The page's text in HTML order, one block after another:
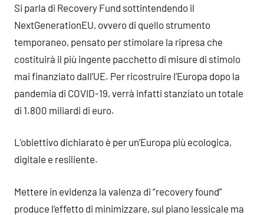
Si parla di Recovery Fund sottintendendo il
NextGenerationEU, ovvero di quello strumento
temporaneo, pensato per stimolare la ripresa che
costituirà il più ingente pacchetto di misure di stimolo
mai finanziato dall’UE. Per ricostruire l’Europa dopo la
pandemia di COVID-19, verrà infatti stanziato un totale
di 1.800 miliardi di euro.
L’obiettivo dichiarato è per un’Europa più ecologica,
digitale e resiliente.
Mettere in evidenza la valenza di “recovery found”
produce l’effetto di minimizzare, sul piano lessicale ma